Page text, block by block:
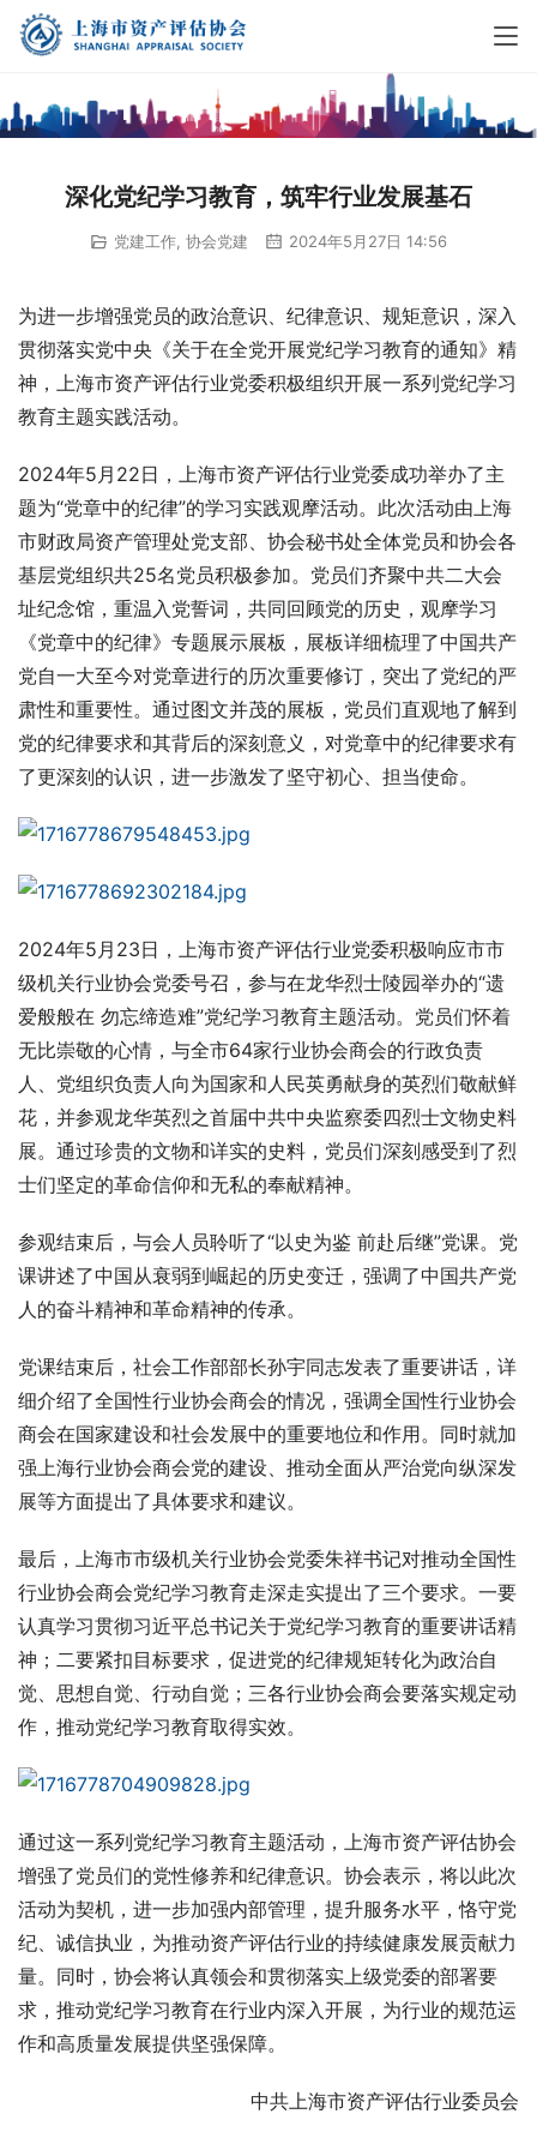
深化党纪学习教育，筑牢行业发展基石
党建工作 协会党建 2024年5月27日 14:56
为进一步增强党员的政治意识、纪律意识、规矩意识，深入
贯彻落实党中央《关于在全党开展党纪学习教育的通知》精
神，上海市资产评估行业党委积极组织开展一系列党纪学习
教育主题实践活动。
2024年5月22日，上海市资产评估行业党委成功举办了主
题为“党章中的纪律”的学习实践观摩活动。此次活动由上海
市财政局资产管理处党支部、协会秘书处全体党员和协会各
基层党组织共25名党员积极参加。党员们齐聚中共二大会
址纪念馆，重温入党誓词，共同回顾党的历史，观摩学习
《党章中的纪律》专题展示展板，展板详细梳理了中国共产
党自一大至今对党章进行的历次重要修订，突出了党纪的严
肃性和重要性。通过图文并茂的展板，党员们直观地了解到
党的纪律要求和其背后的深刻意义，对党章中的纪律要求有
了更深刻的认识，进一步激发了坚守初心、担当使命。
2024年5月23日，上海市资产评估行业党委积极响应市市
级机关行业协会党委号召，参与在龙华烈士陵园举办的“遗
爱般般在 勿忘缔造难”党纪学习教育主题活动。党员们怀着
无比崇敬的心情，与全市64家行业协会商会的行政负责
人、党组织负责人向为国家和人民英勇献身的英烈们敬献鲜
花，并参观龙华英烈之首届中共中央监察委四烈士文物史料
展。通过珍贵的文物和详实的史料，党员们深刻感受到了烈
士们坚定的革命信仰和无私的奉献精神。
参观结束后，与会人员聆听了“以史为鉴 前赴后继”党课。党
课讲述了中国从衰弱到崛起的历史变迁，强调了中国共产党
人的奋斗精神和革命精神的传承。
党课结束后，社会工作部部长孙宇同志发表了重要讲话，详
细介绍了全国性行业协会商会的情况，强调全国性行业协会
商会在国家建设和社会发展中的重要地位和作用。同时就加
强上海行业协会商会党的建设、推动全面从严治党向纵深发
展等方面提出了具体要求和建议。
最后，上海市市级机关行业协会党委朱祥书记对推动全国性
行业协会商会党纪学习教育走深走实提出了三个要求。一要
认真学习贯彻习近平总书记关于党纪学习教育的重要讲话精
神；二要紧扣目标要求，促进党的纪律规矩转化为政治自
觉、思想自觉、行动自觉；三各行业协会商会要落实规定动
作，推动党纪学习教育取得实效。
通过这一系列党纪学习教育主题活动，上海市资产评估协会
增强了党员们的党性修养和纪律意识。协会表示，将以此次
活动为契机，进一步加强内部管理，提升服务水平，恪守党
纪、诚信执业，为推动资产评估行业的持续健康发展贡献力
量。同时，协会将认真领会和贯彻落实上级党委的部署要
求，推动党纪学习教育在行业内深入开展，为行业的规范运
作和高质量发展提供坚强保障。
中共上海市资产评估行业委员会